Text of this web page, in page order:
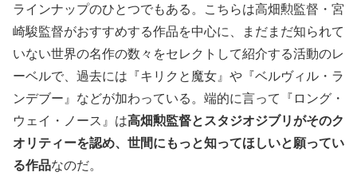
ラインナップのひとつでもある。こちらは高畑勲監督・宮
崎駿監督がおすすめする作品を中心に、まだまだ知られて
いない世界の名作の数々をセレクトして紹介する活動のレ
ーベルで、過去には『キリクと魔女』や『ベルヴィル・ラ
ンデブー』などが加わっている。端的に言って『ロング・
ウェイ・ノース』は高畑勲監督とスタジオジブリがそのク
オリティーを認め、世間にもっと知ってほしいと願ってい
る作品なのだ。